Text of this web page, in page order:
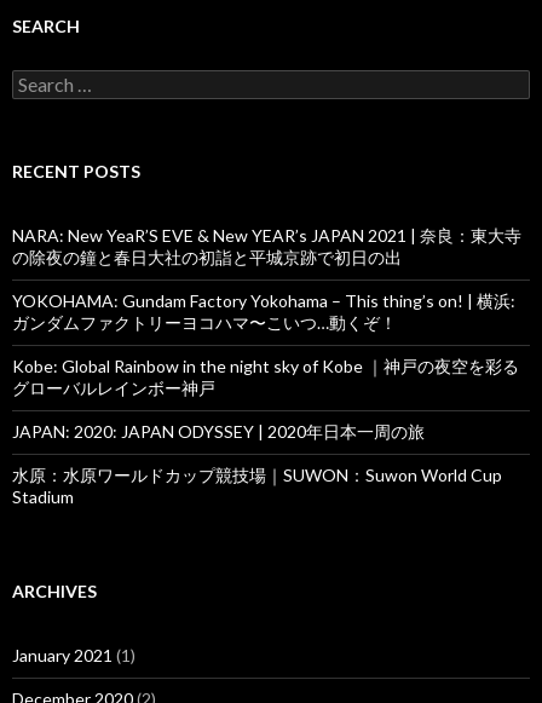
SEARCH
Search
for:
RECENT POSTS
NARA: New YeaR’S EVE & New YEAR’s JAPAN 2021 | 奈良：東大寺
の除夜の鐘と春日大社の初詣と平城京跡で初日の出
YOKOHAMA: Gundam Factory Yokohama – This thing’s on! | 横浜:
ガンダムファクトリーヨコハマ〜こいつ…動くぞ！
Kobe: Global Rainbow in the night sky of Kobe ｜神戸の夜空を彩る
グローバルレインボー神戸
JAPAN: 2020: JAPAN ODYSSEY | 2020年日本一周の旅
水原：水原ワールドカップ競技場｜SUWON：Suwon World Cup
Stadium
ARCHIVES
January 2021 (1)
December 2020(2)